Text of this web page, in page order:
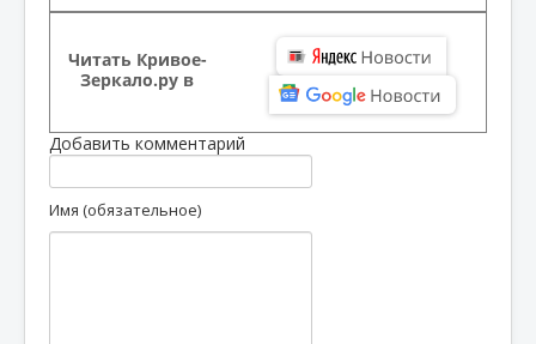
Читать Кривое-
Зеркало.ру в
Добавить комментарий
Имя (обязательное)